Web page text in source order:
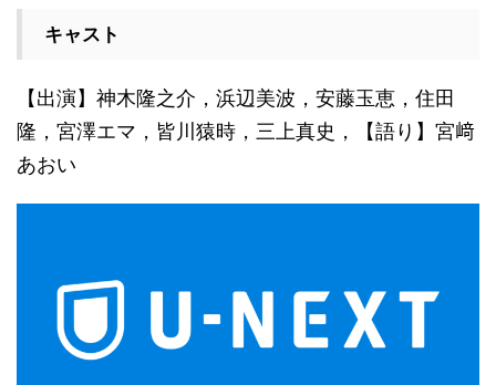
キャスト
【出演】神木隆之介，浜辺美波，安藤玉恵，住田
隆，宮澤エマ，皆川猿時，三上真史，【語り】宮﨑
あおい